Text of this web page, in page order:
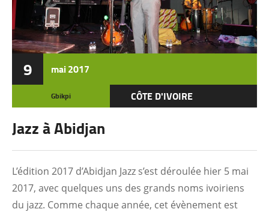
9 mai2017
Gbikpi CÔTE D'IVOIRE
Jazz à Abidjan
L’édition 2017 d’Abidjan Jazz s’est déroulée hier 5 mai
2017, avec quelques uns des grands noms ivoiriens
du jazz. Comme chaque année, cet évènement est